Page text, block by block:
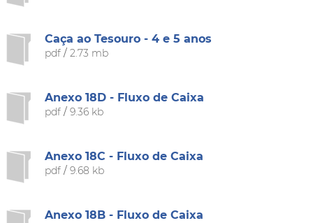
Caça ao Tesouro - 4 e 5 anos
pdf/ 2.73 mb
Anexo 18D - Fluxo de Caixa
pdf/ 9.36 kb
Anexo 18C - Fluxo de Caixa
pdf/ 9.68 kb
Anexo 18B - Fluxo de Caixa